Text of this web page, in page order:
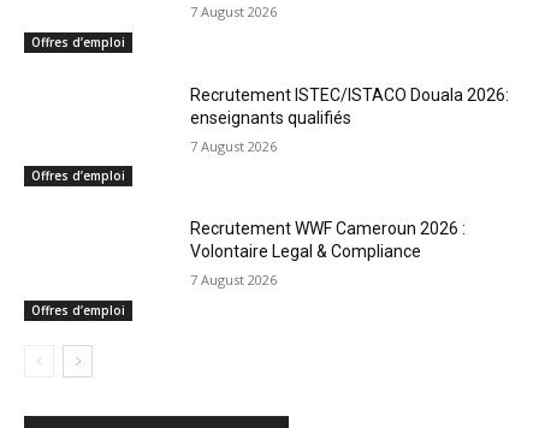
Offres d’emploi
7 August 2026
Offres d’emploi
Recrutement ISTEC/ISTACO Douala 2026:
enseignants qualifiés
7 August 2026
Offres d’emploi
Recrutement WWF Cameroun 2026 :
Volontaire Legal & Compliance
7 August 2026